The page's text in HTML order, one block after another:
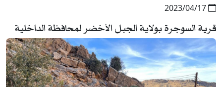
قرية السوجرة بولاية الجبل الأخضر لمحافظة الداخلية